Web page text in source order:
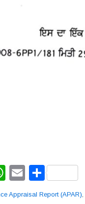
W
h
E
m
S
h
Appraisal Report (APAR),